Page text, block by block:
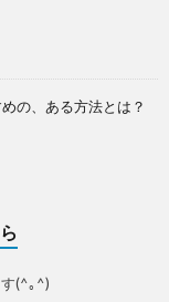
の、ある方法とは？
(^｡^)